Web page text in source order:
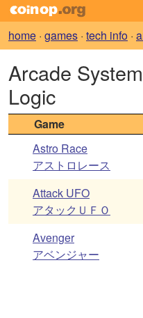
home · games · tech info ·
Arcade
Logic
Game
Astro Race
アストロレース
Attack UFO
アタックＵＦＯ
Avenger
アベンジャー